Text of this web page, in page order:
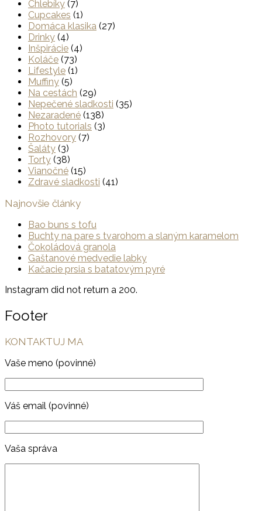
Chlebíky (7)
Cupcakes (1)
Domáca klasika (27)
Drinky (4)
Inšpirácie (4)
Koláče (73)
Lifestyle (1)
Muffiny (5)
Na cestách (29)
Nepečené sladkosti (35)
Nezaradené (138)
Photo tutorials (3)
Rozhovory (7)
Šaláty (3)
Torty (38)
Vianočné (15)
Zdravé sladkosti (41)
Najnovšie články
Bao buns s tofu
Buchty na pare s tvarohom a slaným karamelom
Čokoládová granola
Gaštanové medvedie labky
Kačacie prsia s batatovým pyré
Instagram did not return a 200.
Footer
KONTAKTUJ MA
Vaše meno (povinné)
Váš email (povinné)
Vaša správa